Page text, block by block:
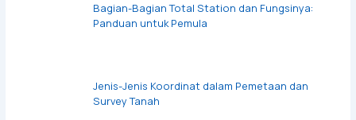
Bagian-Bagian Total Station dan Fungsinya:
Panduan untuk Pemula
Jenis-Jenis Koordinat dalam Pemetaan dan
Survey Tanah